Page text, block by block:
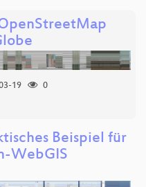
19
0
Beispiel für
WebGIS